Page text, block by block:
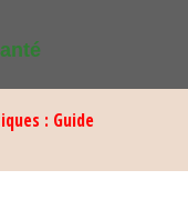
: Guide